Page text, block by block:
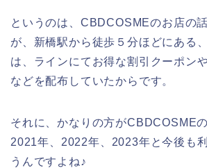
というのは、CBDCOSMEのお店の
が、新橋駅から徒歩５分ほどにある
は、ラインにてお得な割引クーポン
などを配布していたからです。
それに、かなりの方がCBDCOSME
2021年、2022年、2023年と今後も
うんですよね♪